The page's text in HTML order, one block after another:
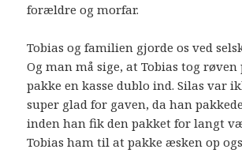
forældre og morfar.
Tobias og familien gjorde os ved
Og man må sige, at Tobias tog røven
pakke en kasse dublo ind. Silas var
super glad for gaven, da han
inden han fik den pakket for langt
Tobias ham til at pakke æsken op